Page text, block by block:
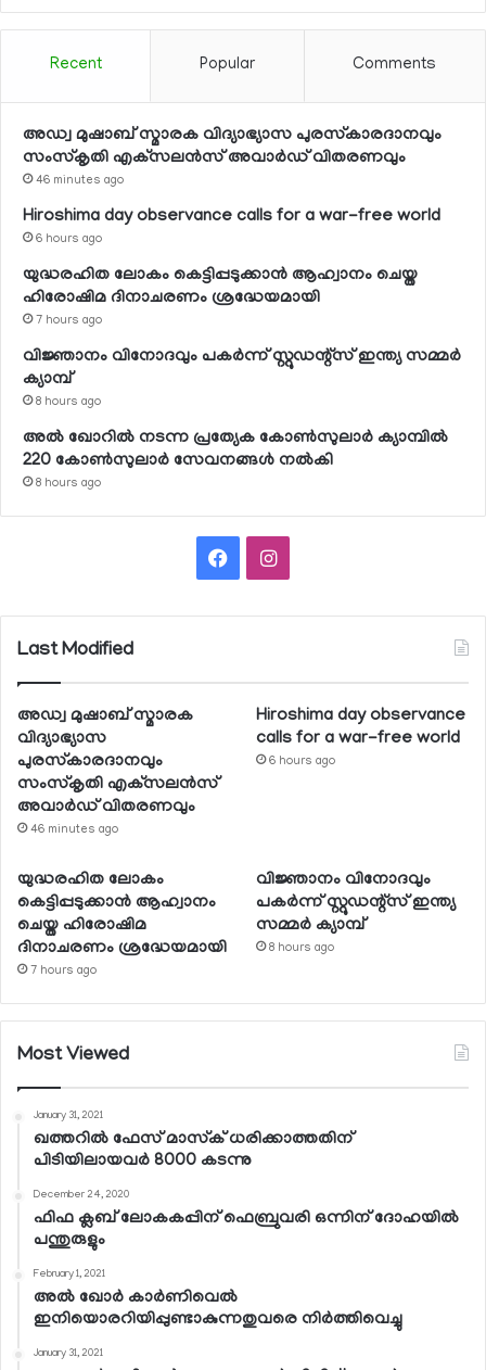
Recent Popular Comments
അഡ്വ മുഷാബ് സ്മാരക വിദ്യാഭ്യാസ പുരസ്‌കാരദാനവും
സംസ്‌കൃതി എക്‌സലന്‍സ് അവാര്‍ഡ് വിതരണവും
46 minutes ago
Hiroshima day observance calls for a war-free world
6 hours ago
യുദ്ധരഹിത ലോകം കെട്ടിപ്പടുക്കാന്‍ ആഹ്വാനം ചെയ്ത
ഹിരോഷിമ ദിനാചരണം ശ്രദ്ധേയമായി
7 hours ago
വിജ്ഞാനം വിനോദവും പകര്‍ന്ന് സ്റ്റുഡന്റ്‌സ് ഇന്ത്യ സമ്മര്‍
ക്യാമ്പ്
8 hours ago
അല്‍ ഖോറില്‍ നടന്ന പ്രത്യേക കോണ്‍സുലാര്‍ ക്യാമ്പില്‍
220 കോണ്‍സുലാര്‍ സേവനങ്ങള്‍ നല്‍കി
8 hours ago
FacebookInstagram
Last Modified
അഡ്വ മുഷാബ് സ്മാരക
വിദ്യാഭ്യാസ
പുരസ്‌കാരദാനവും
സംസ്‌കൃതി എക്‌സലന്‍സ്
അവാര്‍ഡ് വിതരണവും
46 minutes ago
Hiroshima day observance
calls for a war-free world
6 hours ago
യുദ്ധരഹിത ലോകം
കെട്ടിപ്പടുക്കാന്‍ ആഹ്വാനം
ചെയ്ത ഹിരോഷിമ
ദിനാചരണം ശ്രദ്ധേയമായി
7 hours ago
വിജ്ഞാനം വിനോദവും
പകര്‍ന്ന് സ്റ്റുഡന്റ്‌സ് ഇന്ത്യ
സമ്മര്‍ ക്യാമ്പ്
8 hours ago
Most Viewed
January 31, 2021
ഖത്തറില്‍ ഫേസ് മാസ്‌ക് ധരിക്കാത്തതിന്
പിടിയിലായവര്‍ 8000 കടന്നു
December 24, 2020
ഫിഫ ക്ലബ് ലോകകപ്പിന് ഫെബ്രുവരി ഒന്നിന് ദോഹയില്‍
പന്തുരുളും
February 1, 2021
അല്‍ ഖോര്‍ കാര്‍ണിവെല്‍
ഇനിയൊരറിയിപ്പുണ്ടാകുന്നതുവരെ നിര്‍ത്തിവെച്ചു
January 31, 2021